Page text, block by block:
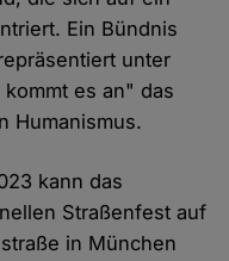
Ein Bündnis
unter
es an" das
Humanismus.
kann das
Straßenfest auf
in München